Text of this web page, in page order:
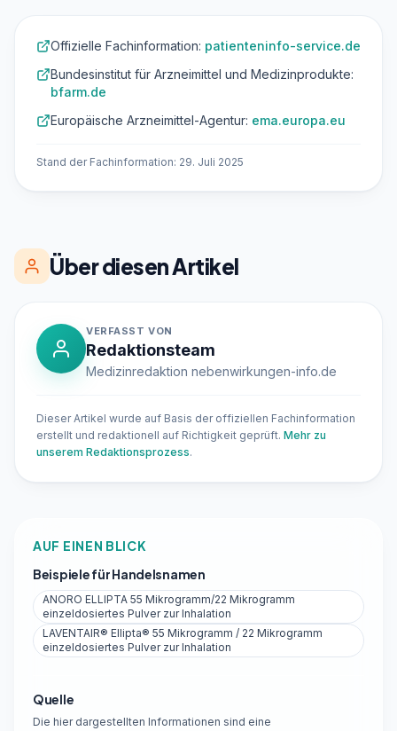
Offizielle Fachinformation: patienteninfo-service.de
Bundesinstitut für Arzneimittel und Medizinprodukte:
bfarm.de
Europäische Arzneimittel-Agentur: ema.europa.eu
Stand der Fachinformation: 29. Juli 2025
Über diesen Artikel
VERFASST VON
Redaktionsteam
Medizinredaktion nebenwirkungen-info.de
Dieser Artikel wurde auf Basis der offiziellen Fachinformation
erstellt und redaktionell auf Richtigkeit geprüft. Mehr zu
unserem Redaktionsprozess.
AUF EINEN BLICK
Beispiele für Handelsnamen
ANORO ELLIPTA 55 Mikrogramm/22 Mikrogramm
einzeldosiertes Pulver zur Inhalation
LAVENTAIR® Ellipta® 55 Mikrogramm / 22 Mikrogramm
einzeldosiertes Pulver zur Inhalation
Quelle
Die hier dargestellten Informationen sind eine